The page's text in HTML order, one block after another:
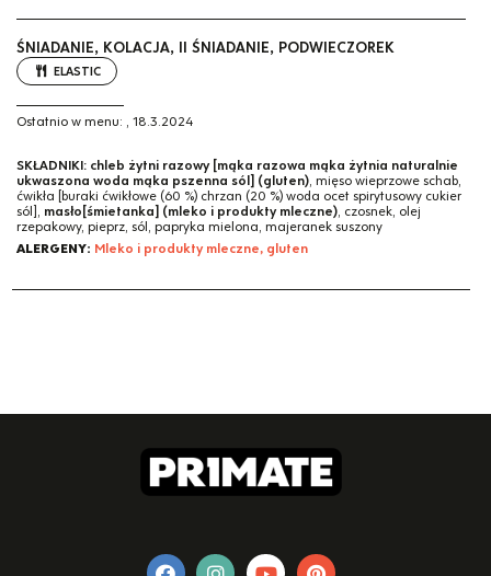
ŚNIADANIE, KOLACJA, II ŚNIADANIE, PODWIECZOREK
ELASTIC
Ostatnio w menu: , 18.3.2024
SKŁADNIKI: chleb żytni razowy [mąka razowa mąka żytnia naturalnie
ukwaszona woda mąka pszenna sól] (gluten), mięso wieprzowe schab,
ćwikła [buraki ćwikłowe (60 %) chrzan (20 %) woda ocet spirytusowy cukier
sól], masło[śmietanka] (mleko i produkty mleczne), czosnek, olej
rzepakowy, pieprz, sól, papryka mielona, majeranek suszony
ALERGENY: Mleko i produkty mleczne, gluten